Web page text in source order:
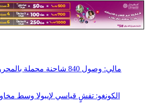
مالي: وصول 840 شاحنة
الكونغو: تفشٍ قياسي لإيبولا وسط